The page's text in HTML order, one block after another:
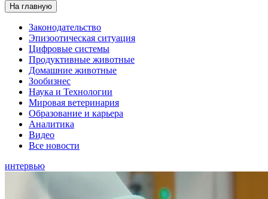
На главную
Законодательство
Эпизоотическая ситуация
Цифровые системы
Продуктивные животные
Домашние животные
Зообизнес
Наука и Технологии
Мировая ветеринария
Образование и карьера
Аналитика
Видео
Все новости
интервью